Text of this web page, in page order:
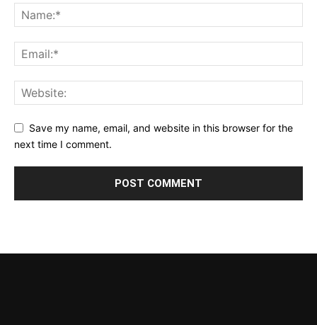
Save my name, email, and website in this browser for the
next time I comment.